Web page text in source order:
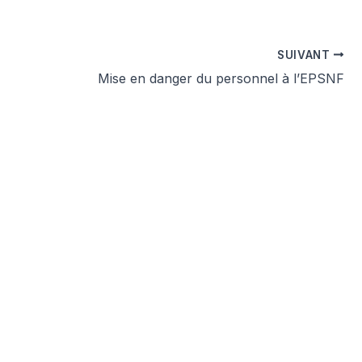
SUIVANT
Mise en danger du personnel à l’EPSNF